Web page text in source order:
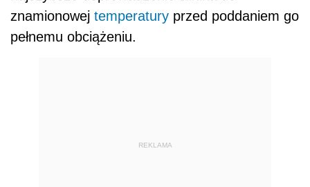
znamionowej temperatury przed poddaniem go
pełnemu obciążeniu.
REKLAMA